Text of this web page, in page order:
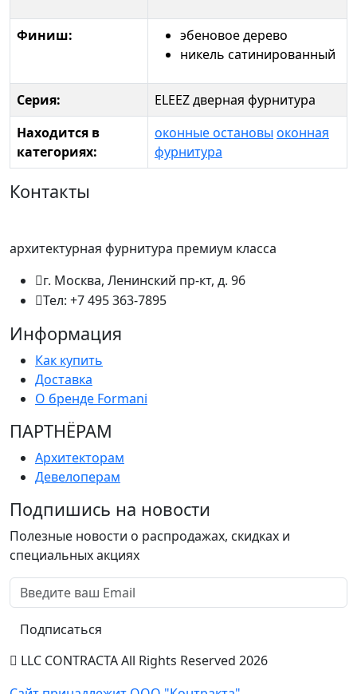
Финиш:
эбеновое дерево
никель сатинированный
Серия:
ELEEZ дверная фурнитура
Находится в
категориях:
оконные остановы оконная
фурнитура
Контакты
архитектурная фурнитура премиум класса
г. Москва, Ленинский пр-кт, д. 96
Тел: +7 495 363-7895
Информация
Как купить
Доставка
О бренде Formani
ПАРТНËРАМ
Архитекторам
Девелоперам
Подпишись на новости
Полезные новости о распродажах, скидках и
специальных акциях
Подписаться
LLC CONTRACTA All Rights Reserved 2026